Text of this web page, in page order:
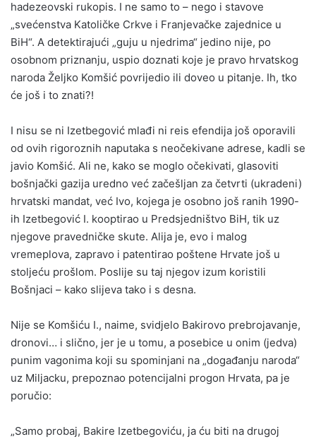
hadezeovski rukopis. I ne samo to – nego i stavove
„svećenstva Katoličke Crkve i Franjevačke zajednice u
BiH“. A detektirajući „guju u njedrima“ jedino nije, po
osobnom priznanju, uspio doznati koje je pravo hrvatskog
naroda Željko Komšić povrijedio ili doveo u pitanje. Ih, tko
će još i to znati?!
I nisu se ni Izetbegović mlađi ni reis efendija još oporavili
od ovih rigoroznih naputaka s neočekivane adrese, kadli se
javio Komšić. Ali ne, kako se moglo očekivati, glasoviti
bošnjački gazija uredno već začešljan za četvrti (ukradeni)
hrvatski mandat, već Ivo, kojega je osobno još ranih 1990-
ih Izetbegović I. kooptirao u Predsjedništvo BiH, tik uz
njegove pravedničke skute. Alija je, evo i malog
vremeplova, zapravo i patentirao poštene Hrvate još u
stoljeću prošlom. Poslije su taj njegov izum koristili
Bošnjaci – kako slijeva tako i s desna.
Nije se Komšiću I., naime, svidjelo Bakirovo prebrojavanje,
dronovi… i slično, jer je u tomu, a posebice u onim (jedva)
punim vagonima koji su spominjani na „događanju naroda“
uz Miljacku, prepoznao potencijalni progon Hrvata, pa je
poručio:
„Samo probaj, Bakire Izetbegoviću, ja ću biti na drugoj